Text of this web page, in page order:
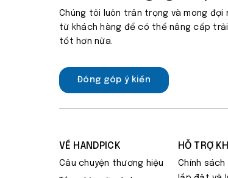
Chúng tôi luôn trân trọng và mong đợi
từ khách hàng để có thể nâng cấp trải
tốt hơn nữa.
Đóng góp ý kiến
VỀ HANDPICK
Câu chuyện thương hiệu
HỖ TRỢ
Chính sách